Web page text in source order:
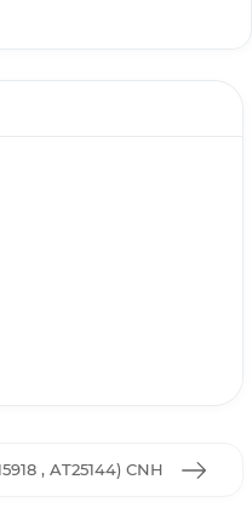
, AT25144) CNH